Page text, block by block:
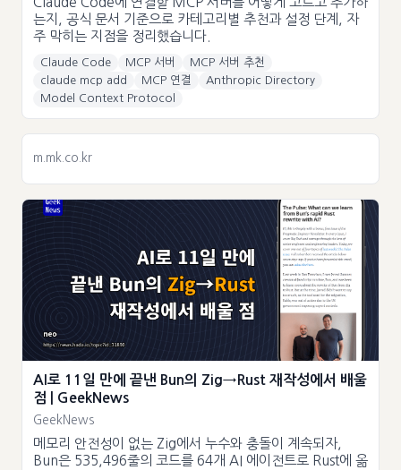
는지, 공식 문서 기준으로 카테고리별 추천과 설정 단계, 자
주 막히는 지점을 정리했습니다.
Claude Code MCP 서버
MCP 서버 추천
claude mcp add
MCP 연결
Anthropic Directory
Model Context Protocol
m.mk.co.kr
AI로 11일 만에 끝낸 Bun의 Zig→Rust 재작성에서 배울
점 | GeekNews
GeekNews
메모리 안전성이 없는 Zig에서 누수와 충돌이 계속되자,
Bun은 535,496줄의 코드를 64개 AI 에이전트로 Rust에 옮